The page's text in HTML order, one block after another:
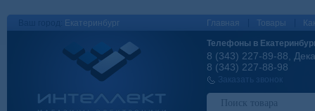
Екатеринбург Главная Товары
Телефоны в
8 (343) 227-89-88,
8 (343) 227-88-98
Заказать звонок